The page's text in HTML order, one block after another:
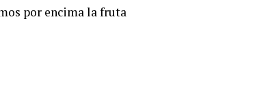
por encima la fruta